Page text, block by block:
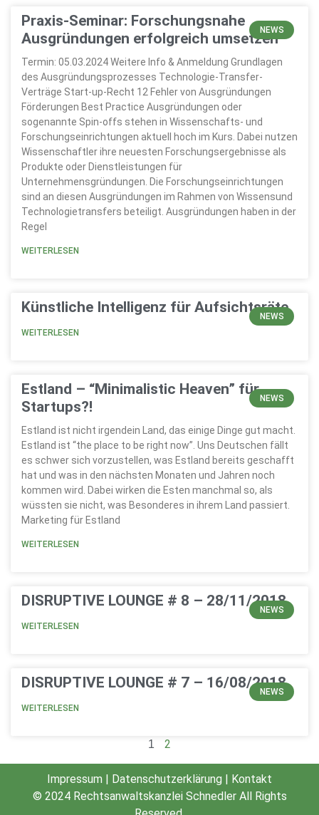
NEWS
Praxis-Seminar: Forschungsnahe
Ausgründungen erfolgreich umsetzen
Termin: 05.03.2024 Weitere Info & Anmeldung Grundlagen
des Ausgründungsprozesses Technologie-Transfer-
Verträge Start-up-Recht 12 Fehler von Ausgründungen
Förderungen Best Practice Ausgründungen oder
sogenannte Spin-offs stehen in Wissenschafts- und
Forschungseinrichtungen aktuell hoch im Kurs. Dabei nutzen
Wissenschaftler ihre neuesten Forschungsergebnisse als
Produkte oder Dienstleistungen für
Unternehmensgründungen. Die Forschungseinrichtungen
sind an diesen Ausgründungen im Rahmen von Wissensund
Technologietransfers beteiligt. Ausgründungen haben in der
Regel
WEITERLESEN
NEWS
Künstliche Intelligenz für Aufsichtsräte
WEITERLESEN
NEWS
Estland – “Minimalistic Heaven” für
Startups?!
Estland ist nicht irgendein Land, das einige Dinge gut macht.
Estland ist “the place to be right now”. Uns Deutschen fällt
es schwer sich vorzustellen, was Estland bereits geschafft
hat und was in den nächsten Monaten und Jahren noch
kommen wird. Dabei wirken die Esten manchmal so, als
wüssten sie nicht, was Besonderes in ihrem Land passiert.
Marketing für Estland
WEITERLESEN
NEWS
DISRUPTIVE LOUNGE # 8 – 28/11/2018
WEITERLESEN
NEWS
DISRUPTIVE LOUNGE # 7 – 16/08/2018
WEITERLESEN
1 2
Impressum | Datenschutzerklärung | Kontakt
© 2024 Rechtsanwaltskanzlei SchnedlerAll Rights